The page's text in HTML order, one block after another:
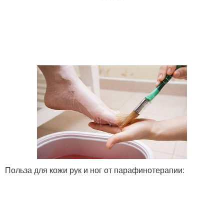
Польза для кожи рук и ног от парафинотерапии: